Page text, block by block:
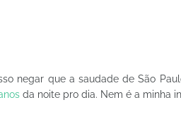
negar que a saudade de São
da noite pro dia. Nem é a minha